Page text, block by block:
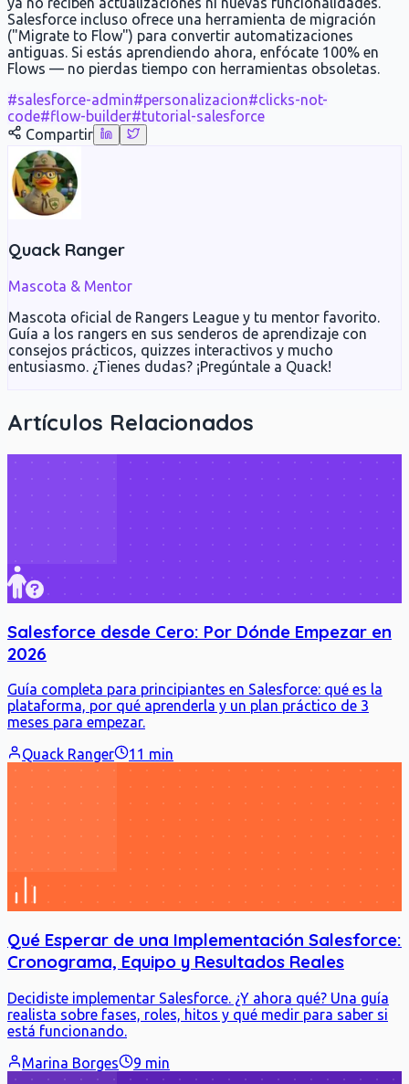
Salesforce incluso ofrece una herramienta de migración
("Migrate to Flow") para convertir automatizaciones
antiguas. Si estás aprendiendo ahora, enfócate 100% en
Flows — no pierdas tiempo con herramientas obsoletas.
#salesforce-admin#personalizacion#clicks-not-
code#flow-builder#tutorial-salesforce
Compartir
Quack Ranger
Mascota & Mentor
Mascota oficial de Rangers League y tu mentor favorito.
Guía a los rangers en sus senderos de aprendizaje con
consejos prácticos, quizzes interactivos y mucho
entusiasmo. ¿Tienes dudas? ¡Pregúntale a Quack!
Artículos Relacionados
Salesforce desde Cero: Por Dónde Empezar en
2026
Guía completa para principiantes en Salesforce: qué es la
plataforma, por qué aprenderla y un plan práctico de 3
meses para empezar.
Quack Ranger
11 min
Qué Esperar de una Implementación Salesforce:
Cronograma, Equipo y Resultados Reales
Decidiste implementar Salesforce. ¿Y ahora qué? Una guía
realista sobre fases, roles, hitos y qué medir para saber si
está funcionando.
Marina Borges
9 min